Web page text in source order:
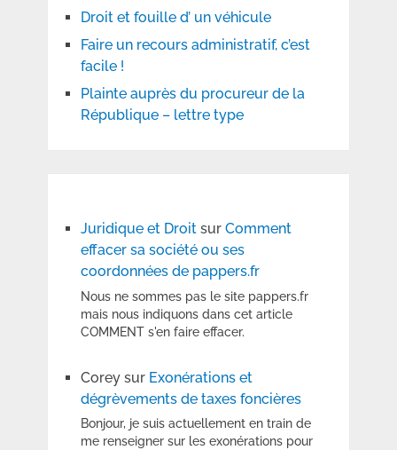
Droit et fouille d’ un véhicule
Faire un recours administratif, c’est
facile !
Plainte auprès du procureur de la
République – lettre type
Juridique et Droitsur Comment
effacer sa société ou ses
coordonnées de pappers.fr
Nous ne sommes pas le site pappers.fr
mais nous indiquons dans cet article
COMMENT s'en faire effacer.
Coreysur Exonérations et
dégrèvements de taxes foncières
Bonjour, je suis actuellement en train de
me renseigner sur les exonérations pour